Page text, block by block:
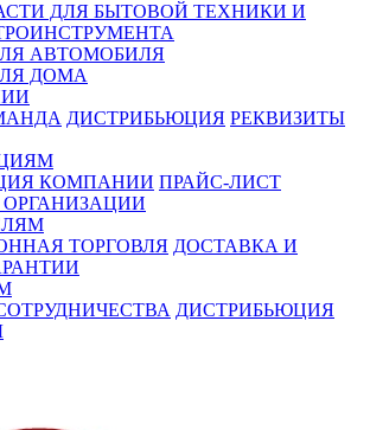
ДЛЯ БЫТОВОЙ ТЕХНИКИ И
АВТОМОБИЛЯ
ДОМА
ДИСТРИБЬЮЦИЯ РЕКВИЗИТЫ
КОМПАНИИ ПРАЙС-ЛИСТ
ТОРГОВЛЯ ДОСТАВКА И
ДИСТРИБЬЮЦИЯ